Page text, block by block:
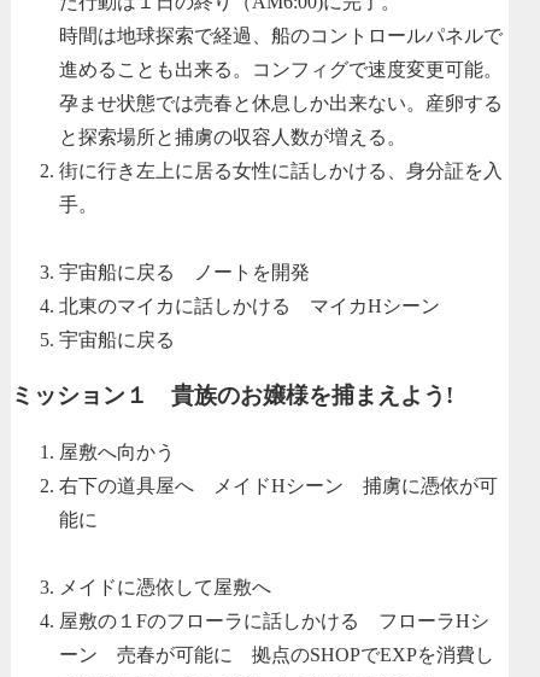
時間は地球探索で経過、船のコントロールパネルで
進めることも出来る。コンフィグで速度変更可能。
孕ませ状態では売春と休息しか出来ない。産卵する
と探索場所と捕虜の収容人数が増える。
街に行き左上に居る女性に話しかける、身分証を入
手。
宇宙船に戻る ノートを開発
北東のマイカに話しかける マイカHシーン
宇宙船に戻る
ミッション１ 貴族のお嬢様を捕まえよう!
屋敷へ向かう
右下の道具屋へ メイドHシーン 捕虜に憑依が可
能に
メイドに憑依して屋敷へ
屋敷の１Fのフローラに話しかける フローラHシ
ーン 売春が可能に 拠点のSHOPでEXPを消費し